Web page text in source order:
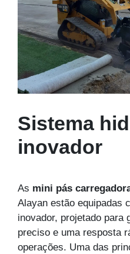
Sistema
inovador
As mini pás
Alayan estão equipadas
inovador, projetado para
preciso e uma resposta
operações. Uma das